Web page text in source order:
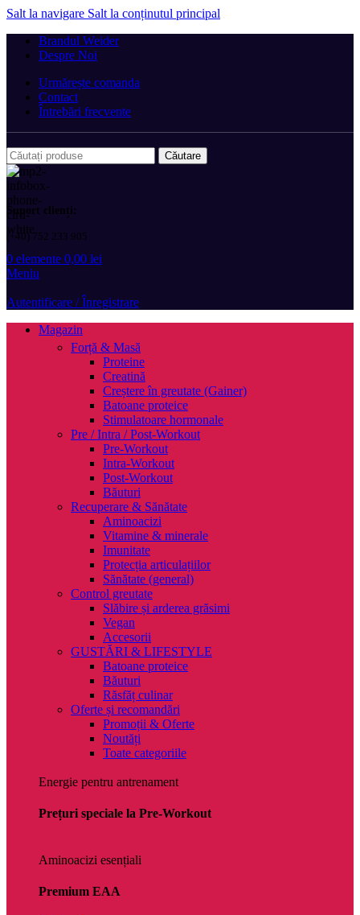
Salt la navigare Salt la conținutul principal
Brandul Weider
Despre Noi
Urmărește comanda
Contact
Întrebări frecvente
Căutare
Suport clienți:
(+40) 752 233 905
0 elemente 0,00 lei
Meniu
Autentificare / Înregistrare
Magazin
Forță & Masă
Proteine
Creatină
Creștere în greutate (Gainer)
Batoane proteice
Stimulatoare hormonale
Pre / Intra / Post-Workout
Pre-Workout
Intra-Workout
Post-Workout
Băuturi
Recuperare & Sănătate
Aminoacizi
Vitamine & minerale
Imunitate
Protecția articulațiilor
Sănătate (general)
Control greutate
Slăbire și arderea grăsimi
Vegan
Accesorii
GUSTĂRI & LIFESTYLE
Batoane proteice
Băuturi
Răsfăț culinar
Oferte și recomandări
Promoții & Oferte
Noutăți
Toate categoriile
Energie pentru antrenament
Prețuri speciale la Pre-Workout
Aminoacizi esențiali
Premium EAA